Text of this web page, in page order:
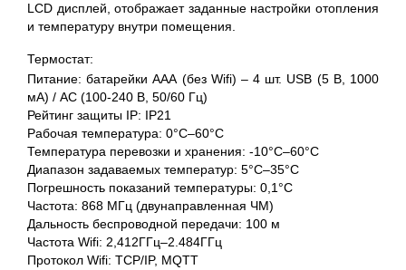
LCD дисплей, отображает заданные настройки отопления
и температуру внутри помещения.
Термостат:
Питание: батарейки ААА (без Wifi) – 4 шт. USB (5 В, 1000
мА) / АС (100-240 В, 50/60 Гц)
Рейтинг защиты IP: IP21
Рабочая температура: 0°С–60°С
Температура перевозки и хранения: -10°С–60°С
Диапазон задаваемых температур: 5°С–35°С
Погрешность показаний температуры: 0,1°С
Частота: 868 МГц (двунаправленная ЧМ)
Дальность беспроводной передачи: 100 м
Частота Wifi: 2,412ГГц–2.484ГГц
Протокол Wifi: TCP/IP, MQTT